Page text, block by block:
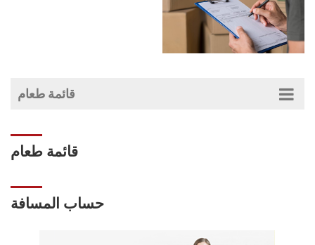
قائمة طعام
قائمة طعام
حساب المسافة